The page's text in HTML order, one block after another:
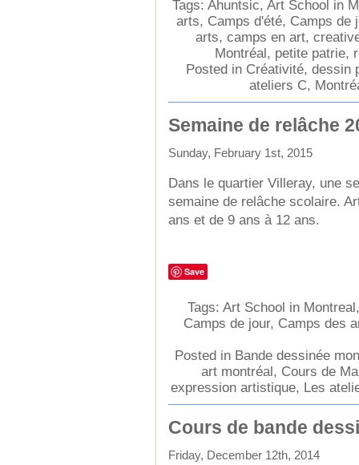
Tags: Ahuntsic, Art School in
arts, Camps d'été, Camps de
arts, camps en art,
Montréal, petite patrie,
Posted in Créativité, dessin
ateliers C,
Semaine de relâche
Sunday, February 1st, 2015
Dans le quartier Villeray, une
semaine de relâche scolaire.
ans et de 9 ans à 12 ans.
Save
Tags: Art School in Montreal
Camps de jour, Camps des
Posted in Bande dessinée
art montréal, Cours de
expression artistique, Les
Cours de bande
Friday, December 12th, 2014